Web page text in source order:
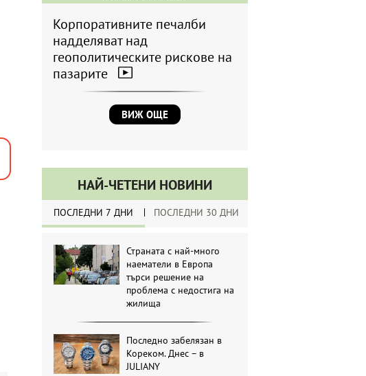
Корпоративните печалби
надделяват над
геополитическите рискове на
пазарите
ВИЖ ОЩЕ
НАЙ-ЧЕТЕНИ НОВИНИ
ПОСЛЕДНИ 7 ДНИ ПОСЛЕДНИ 30 ДНИ
Страната с най-много
наематели в Европа
търси решение на
проблема с недостига на
жилища
Последно забелязан в
Кореком. Днес – в
JULIANY